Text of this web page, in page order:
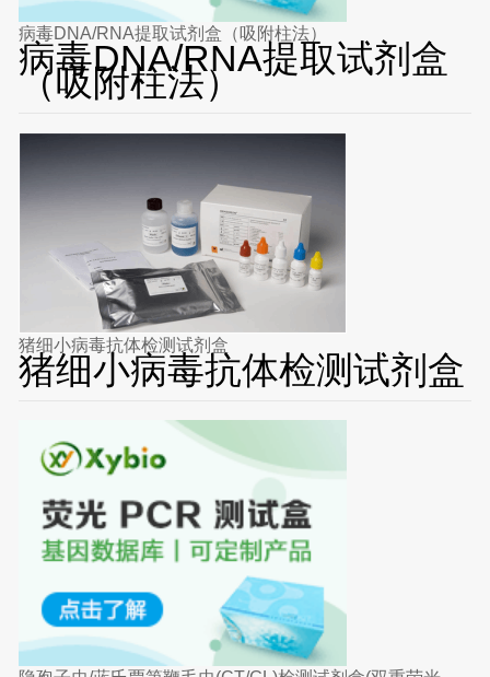
病毒DNA/RNA提取试剂盒（吸附柱法）
病毒DNA/RNA提取试剂盒
（吸附柱法）
猪细小病毒抗体检测试剂盒
猪细小病毒抗体检测试剂盒